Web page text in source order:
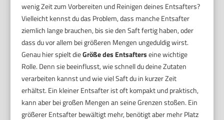
wenig Zeit zum Vorbereiten und Reinigen deines Entsafters?
Vielleicht kennst du das Problem, dass manche Entsafter
ziemlich lange brauchen, bis sie den Saft fertig haben, oder
dass du vor allem bei größeren Mengen ungeduldig wirst.
Genau hier spielt dieGröße des Entsafterseine wichtige
Rolle. Denn sie beeinflusst, wie schnell du deine Zutaten
verarbeiten kannst und wie viel Saft du in kurzer Zeit
erhältst. Ein kleiner Entsafter ist oft kompakt und praktisch,
kann aber bei großen Mengen an seine Grenzen stoßen. Ein
größerer Entsafter bewältigt mehr, benötigt aber mehr Platz